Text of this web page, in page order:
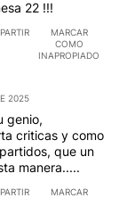
22 !!!
MARCAR
COMO
INAPROPIADO
2025
genio,
criticas y como
que un
manera.....
MARCAR